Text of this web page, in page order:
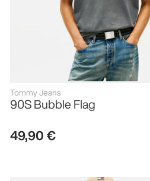
Tommy Jeans
90S Bubble Flag
49,90 €